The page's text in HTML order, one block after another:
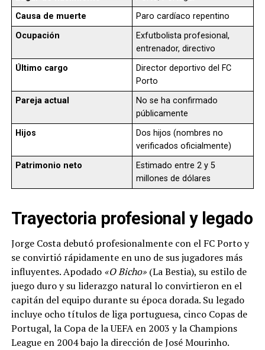
Causa de muerte
Paro cardíaco repentino
Ocupación
Exfutbolista profesional,
entrenador, directivo
Último cargo
Director deportivo del FC
Porto
Pareja actual
No se ha confirmado
públicamente
Hijos
Dos hijos (nombres no
verificados oficialmente)
Patrimonio neto
Estimado entre 2 y 5
millones de dólares
Trayectoria profesional y legado
Jorge Costa debutó profesionalmente con el FC Porto y
se convirtió rápidamente en uno de sus jugadores más
influyentes. Apodado «O Bicho»(La Bestia), su estilo de
juego duro y su liderazgo natural lo convirtieron en el
capitán del equipo durante su época dorada. Su legado
incluye ocho títulos de liga portuguesa, cinco Copas de
Portugal, la Copa de la UEFA en 2003 y la Champions
League en 2004 bajo la dirección de José Mourinho.